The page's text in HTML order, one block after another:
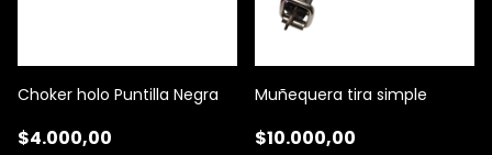
Choker holo Puntilla Negra
$4.000,00
Muñequera tira simple
$10.000,00